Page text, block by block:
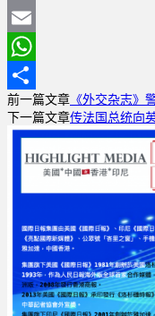
Weibo
Print
Email
WhatsApp
分
享
前一篇文章 《外交杂志》
下一篇文章传法国总统向